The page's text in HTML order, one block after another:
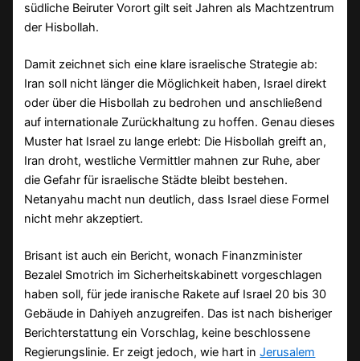
südliche Beiruter Vorort gilt seit Jahren als Machtzentrum
der Hisbollah.
Damit zeichnet sich eine klare israelische Strategie ab:
Iran soll nicht länger die Möglichkeit haben, Israel direkt
oder über die Hisbollah zu bedrohen und anschließend
auf internationale Zurückhaltung zu hoffen. Genau dieses
Muster hat Israel zu lange erlebt: Die Hisbollah greift an,
Iran droht, westliche Vermittler mahnen zur Ruhe, aber
die Gefahr für israelische Städte bleibt bestehen.
Netanyahu macht nun deutlich, dass Israel diese Formel
nicht mehr akzeptiert.
Brisant ist auch ein Bericht, wonach Finanzminister
Bezalel Smotrich im Sicherheitskabinett vorgeschlagen
haben soll, für jede iranische Rakete auf Israel 20 bis 30
Gebäude in Dahiyeh anzugreifen. Das ist nach bisheriger
Berichterstattung ein Vorschlag, keine beschlossene
Regierungslinie. Er zeigt jedoch, wie hart inJerusalem